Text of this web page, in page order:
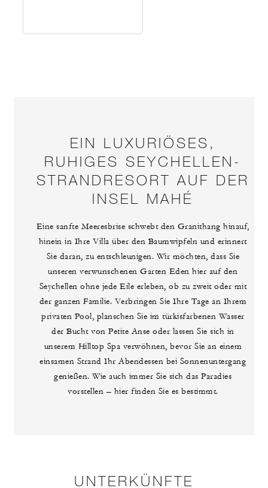
EIN LUXURIÖSES,
RUHIGES SEYCHELLEN-
STRANDRESORT AUF DER
INSEL MAHÉ
Eine sanfte Meeresbrise schwebt den Granithang hinauf,
hinein in Ihre Villa über den Baumwipfeln und erinnert
Sie daran, zu entschleunigen. Wir möchten, dass Sie
unseren verwunschenen Garten Eden hier auf den
Seychellen ohne jede Eile erleben, ob zu zweit oder mit
der ganzen Familie. Verbringen Sie Ihre Tage an Ihrem
privaten Pool, planschen Sie im türkisfarbenen Wasser
der Bucht von Petite Anse oder lassen Sie sich in
unserem Hilltop Spa verwöhnen, bevor Sie an einem
einsamen Strand Ihr Abendessen bei Sonnenuntergang
genießen. Wie auch immer Sie sich das Paradies
vorstellen – hier finden Sie es bestimmt.
UNTERKÜNFTE